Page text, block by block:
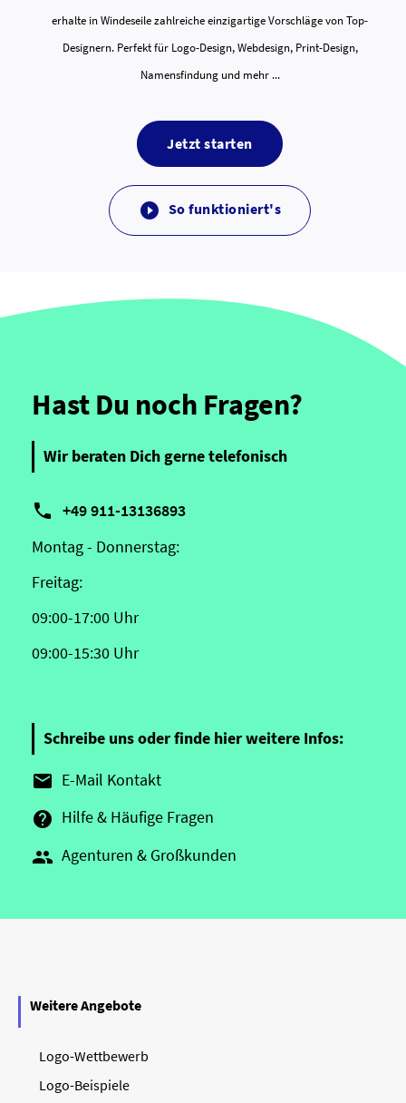
erhalte in Windeseile zahlreiche einzigartige Vorschläge von Top-
Designern. Perfekt für Logo-Design, Webdesign, Print-Design,
Namensfindung und mehr ...
Jetzt starten
 So funktioniert's
Hast Du noch Fragen?
Wir beraten Dich gerne telefonisch
 +49 911-13136893
Montag - Donnerstag:
Freitag:
09:00-17:00 Uhr
09:00-15:30 Uhr
Schreibe uns oder finde hier weitere Infos:
 E-Mail Kontakt
 Hilfe & Häufige Fragen
 Agenturen & Großkunden
Weitere Angebote
Logo-Wettbewerb
Logo-Beispiele